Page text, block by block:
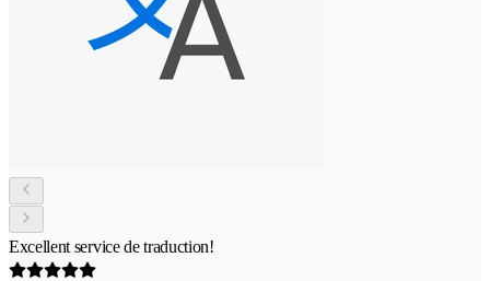
Excellent service de traduction!